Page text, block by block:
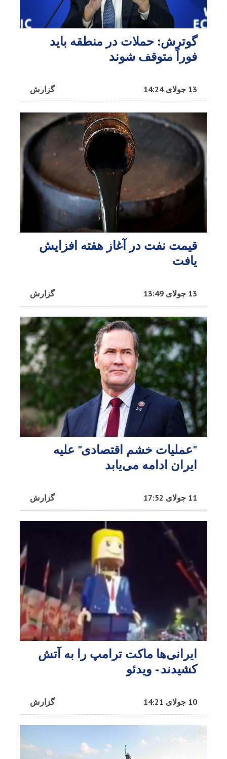
گوترش: حملات در منطقه باید
فوراً متوقف شوند
گزارش 13 جولای 14:24
قیمت نفت در آغاز هفته افزایش
یافت
گزارش 13 جولای 13:49
"عملیات خشم اقتصادی" علیه
ایران ادامه می‌یابد
گزارش 11 جولای 17:52
ایرانی‌ها ماکت ترامپ را به آتش
کشیدند - ویدئو
گزارش 10 جولای 14:21